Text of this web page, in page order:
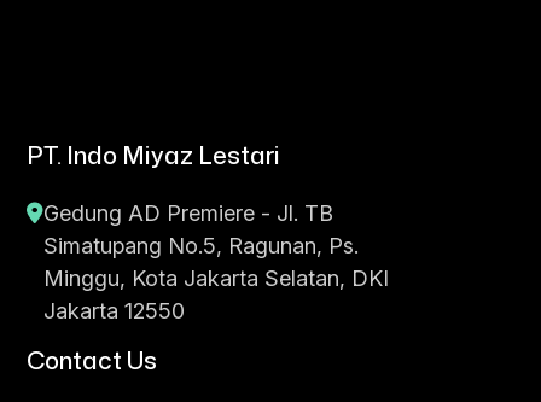
PT. Indo Miyaz Lestari
Gedung AD Premiere - Jl. TB
Simatupang No.5, Ragunan, Ps.
Minggu, Kota Jakarta Selatan, DKI
Jakarta 12550
Contact Us